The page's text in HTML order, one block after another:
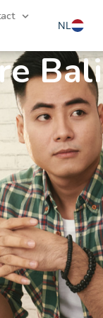
NL
EN
Bali